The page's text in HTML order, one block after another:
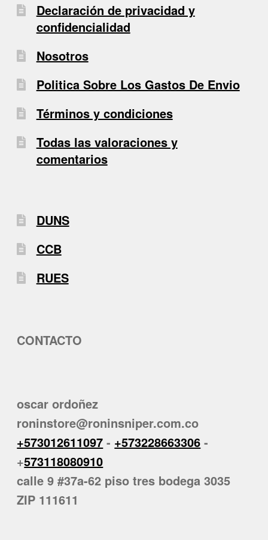
Declaración de privacidad y
confidencialidad
Nosotros
Politica Sobre Los Gastos De Envio
Términos y condiciones
Todas las valoraciones y
comentarios
DUNS
CCB
RUES
CONTACTO
oscar ordoñez
roninstore@roninsniper.com.co
+573012611097 - +573228663306 -
+573118080910
calle 9 #37a-62 piso tres bodega 3035
ZIP 111611